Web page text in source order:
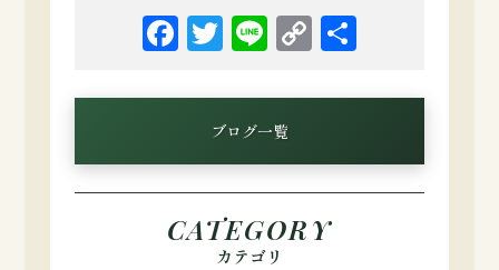
Facebook
Twitter
LineCopy
ブログ一覧
CATEGORY
カテゴリ